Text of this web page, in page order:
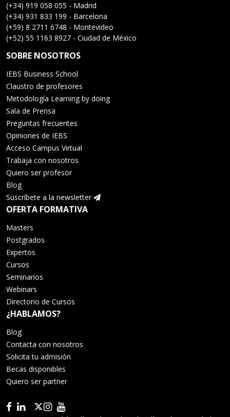
(+34) 919 058 055 - Madrid
(+34) 931 833 199 - Barcelona
(+59) 8 2711 6748 - Montevideo
(+52) 55 1163 8927 - Ciudad de México
SOBRE NOSOTROS
IEBS Business School
Claustro de profesores
Metodología Learning by doing
Sala de Prensa
Preguntas frecuentes
Opiniones de IEBS
Acceso Campus Virtual
Trabaja con nosotros
Quiero ser profesor
Blog
Suscríbete a la newsletter
OFERTA FORMATIVA
Masters
Postgrados
Expertos
Cursos
Seminarios
Webinars
Directorio de Cursos
¿HABLAMOS?
Blog
Contacta con nosotros
Solicita tu admisión
Becas disponibles
Quiero ser partner